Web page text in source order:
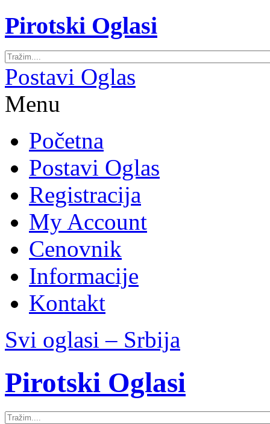
Pirotski Oglasi
Postavi Oglas
Menu
Početna
Postavi Oglas
Registracija
My Account
Cenovnik
Informacije
Kontakt
Svi oglasi – Srbija
Pirotski Oglasi